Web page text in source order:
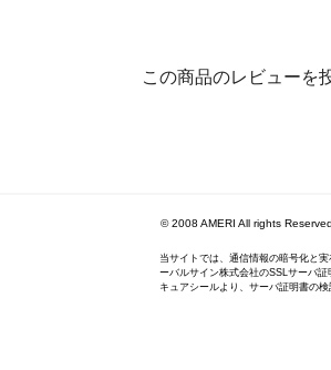
この商品のレビューを
© 2008 AMERI All rights
当サイトでは、通信情報の暗号化と
ーバルサイン株式会社のSSLサーバ
キュアシールより、サーバ証明書の検